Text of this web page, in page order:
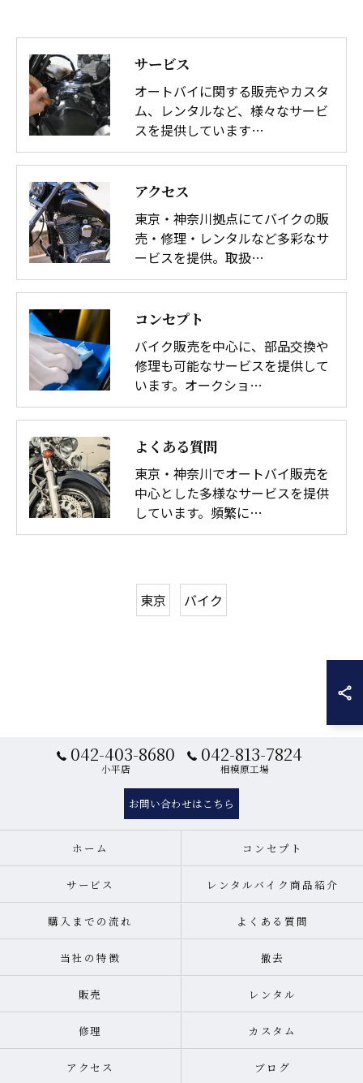
サービス
オートバイに関する販売やカスタ
ム、レンタルなど、様々なサービ
スを提供しています…
アクセス
東京・神奈川拠点にてバイクの販
売・修理・レンタルなど多彩なサ
ービスを提供。取扱…
コンセプト
バイク販売を中心に、部品交換や
修理も可能なサービスを提供して
います。オークショ…
よくある質問
東京・神奈川でオートバイ販売を
中心とした多様なサービスを提供
しています。頻繁に…
東京 バイク
042-403-8680
小平店
042-813-7824
相模原工場
お問い合わせはこちら
ホーム コンセプト
サービス レンタルバイク商品紹介
購入までの流れ よくある質問
当社の特徴 撤去
販売 レンタル
修理 カスタム
アクセス ブログ